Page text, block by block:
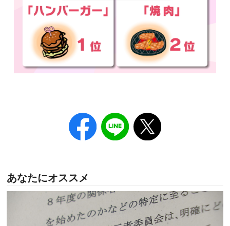
あなたにオススメ